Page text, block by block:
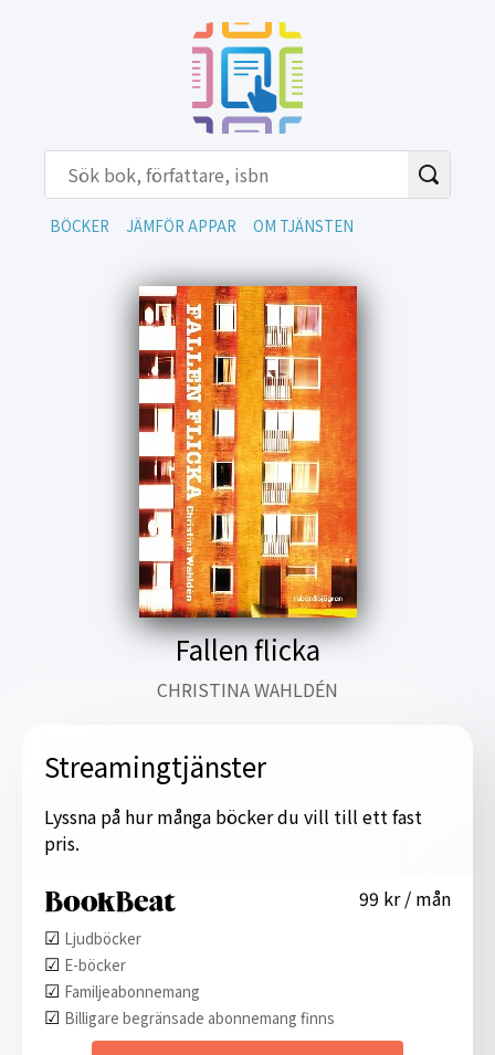
BÖCKER JÄMFÖR APPAR OM TJÄNSTEN
Fallen flicka
CHRISTINA WAHLDÉN
Streamingtjänster
Lyssna på hur många böcker du vill till ett fast
pris.
99 kr / mån
☑︎ Ljudböcker
☑︎ E-böcker
☑︎ Familjeabonnemang
☑︎ Billigare begränsade abonnemang finns